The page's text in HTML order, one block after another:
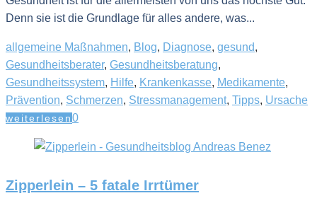
Denn sie ist die Grundlage für alles andere, was...
allgemeine Maßnahmen, Blog, Diagnose, gesund,
Gesundheitsberater, Gesundheitsberatung,
Gesundheitssystem, Hilfe, Krankenkasse, Medikamente,
Prävention, Schmerzen, Stressmanagement, Tipps, Ursache
weiterlesen0
Zipperlein – 5 fatale Irrtümer